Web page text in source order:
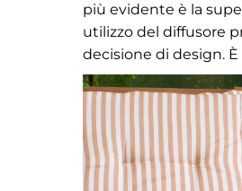
più evidente è la
utilizzo del diffusore
decisione di design.